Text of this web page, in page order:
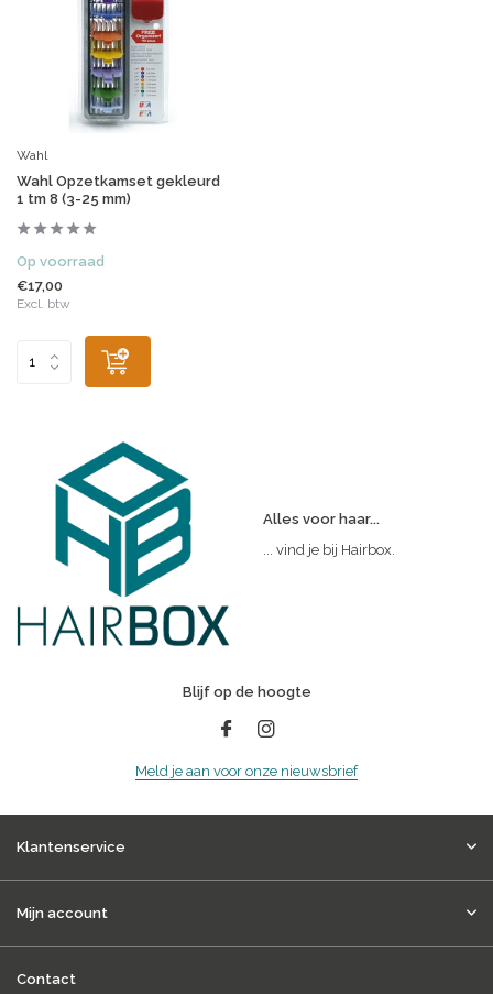
Wahl
Wahl Opzetkamset gekleurd
1 tm 8 (3-25 mm)
Op voorraad
€17,00
Excl. btw
Alles voor haar...
... vind je bij Hairbox.
Blijf op de hoogte
Meld je aan voor onze nieuwsbrief
Klantenservice
Mijn account
Contact